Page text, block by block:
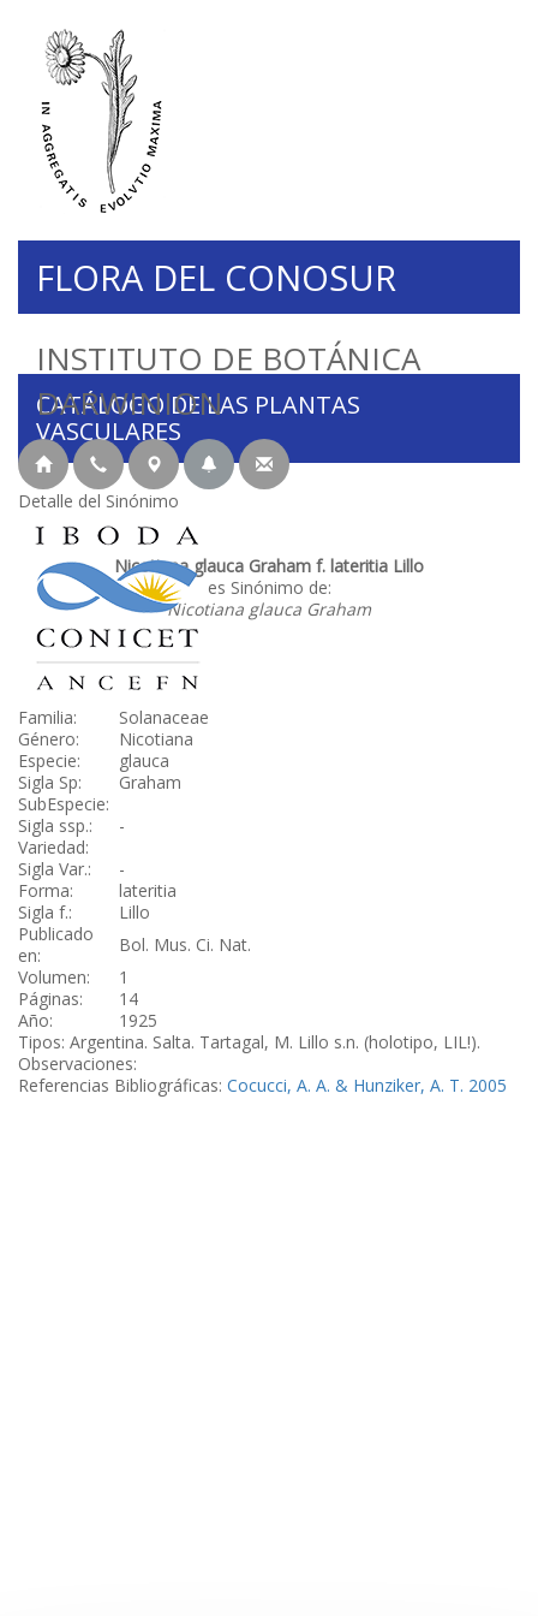
INSTITUTO DE BOTÁNICA
DARWINION
FLORA DEL CONOSUR
CATÁLOGO DE LAS PLANTAS
VASCULARES
Detalle del Sinónimo
Nicotiana glauca Graham f. lateritia Lillo
es Sinónimo de:
Nicotiana glauca Graham
Familia:
Solanaceae
Género:
Nicotiana
Especie:
glauca
Sigla Sp:
Graham
SubEspecie:
Sigla ssp.:
-
Variedad:
Sigla Var.:
-
Forma:
lateritia
Sigla f.:
Lillo
Publicado
en:
Bol. Mus. Ci. Nat.
Volumen:
1
Páginas:
14
Año:
1925
Tipos: Argentina. Salta. Tartagal, M. Lillo s.n. (holotipo, LIL!).
Observaciones:
Referencias Bibliográficas: Cocucci, A. A. & Hunziker, A. T. 2005